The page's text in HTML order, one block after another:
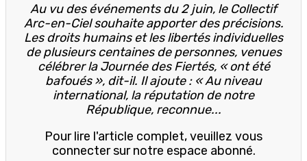
Au vu des événements du 2 juin, le Collectif
Arc-en-Ciel souhaite apporter des précisions.
Les droits humains et les libertés individuelles
de plusieurs centaines de personnes, venues
célébrer la Journée des Fiertés, « ont été
bafoués », dit-il. Il ajoute : « Au niveau
international, la réputation de notre
République, reconnue...
Pour lire l'article complet, veuillez vous
connecter sur notre espace abonné.